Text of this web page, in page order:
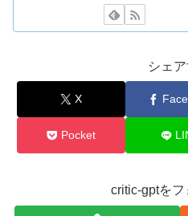
シェ
X
Pocket
critic-gptをフ